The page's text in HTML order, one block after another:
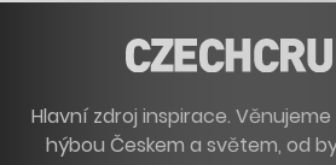
Hlavní zdroj inspirace.
hýbou Českem a světem, od